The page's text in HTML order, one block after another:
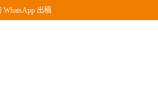
WhatsApp 出稿